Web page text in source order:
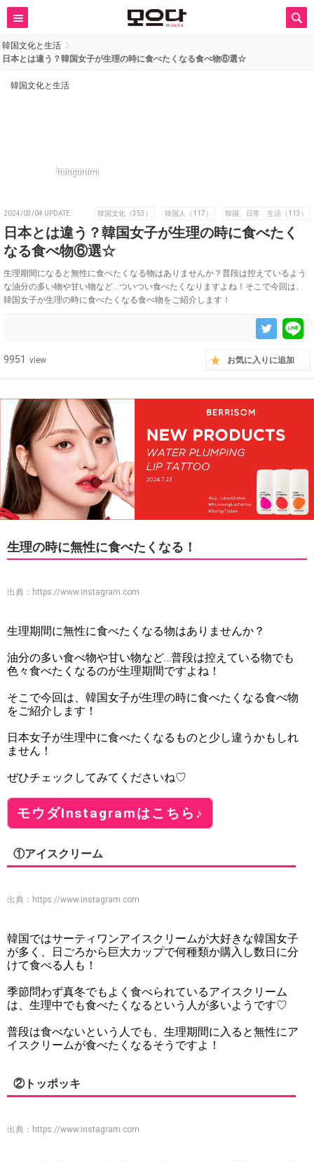
韓国文化と生活
日本とは違う？韓国女子が生理の時に食べたくなる食べ物⑥選☆
韓国文化と生活
hangurumi
2024/03/04 UPDATE 韓国文化（353） 韓国人（117） 韓国 日常 生活（113）
日本とは違う？韓国女子が生理の時に食べたく
なる食べ物⑥選☆
生理期間になると無性に食べたくなる物はありませんか？普段は控えているよう
な油分の多い物や甘い物など…ついつい食べたくなりますよね！そこで今回は、
韓国女子が生理の時に食べたくなる食べ物をご紹介します！
9951 view お気に入りに追加
生理の時に無性に食べたくなる！
出典： https://www.instagram.com
生理期間に無性に食べたくなる物はありませんか？
油分の多い食べ物や甘い物など…普段は控えている物でも
色々食べたくなるのが生理期間ですよね！
そこで今回は、韓国女子が生理の時に食べたくなる食べ物
をご紹介します！
日本女子が生理中に食べたくなるものと少し違うかもしれ
ません！
ぜひチェックしてみてくださいね♡
モウダInstagramはこちら♪
①アイスクリーム
出典： https://www.instagram.com
韓国ではサーティワンアイスクリームが大好きな韓国女子
が多く、日ごろから巨大カップで何種類か購入し数日に分
けて食べる人も！
季節問わず真冬でもよく食べられているアイスクリーム
は、生理中でも食べたくなるという人が多いようです♡
普段は食べないという人でも、生理期間に入ると無性にア
イスクリームが食べたくなるそうですよ！
②トッポッキ
出典： https://www.instagram.com